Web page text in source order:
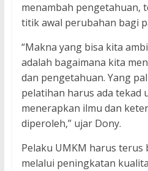
menambah pengetahuan,
titik awal perubahan bagi
“Makna yang bisa kita
adalah bagaimana kita
dan pengetahuan. Yang
pelatihan harus ada tekad
menerapkan ilmu dan
diperoleh,” ujar Dony.
Pelaku UMKM harus terus
melalui peningkatan